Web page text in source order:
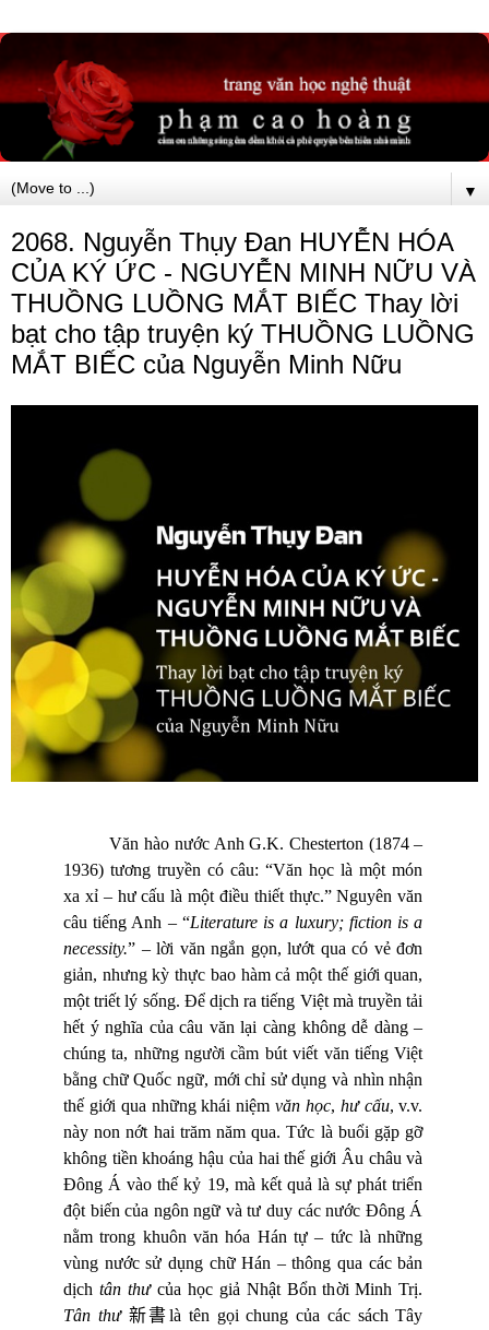
▼
2068. Nguyễn Thụy Đan HUYỄN HÓA
CỦA KÝ ỨC - NGUYỄN MINH NỮU VÀ
THUỒNG LUỒNG MẮT BIẾC Thay lời
bạt cho tập truyện ký THUỒNG LUỒNG
MẮT BIẾC của Nguyễn Minh Nữu
Văn hào nước Anh G.K. Chesterton (1874–
1936) tương truyền có câu: “Văn học là một món
xa xỉ – hư cấu là một điều thiết thực.” Nguyên văn
câu tiếng Anh – “Literature is a luxury; fiction is a
necessity.” – lời văn ngắn gọn, lướt qua có vẻ đơn
giản, nhưng kỳ thực bao hàm cả một thế giới quan,
một triết lý sống. Để dịch ra tiếng Việt mà truyền tải
hết ý nghĩa của câu văn lại càng không dễ dàng –
chúng ta, những người cầm bút viết văn tiếng Việt
bằng chữ Quốc ngữ, mới chỉ sử dụng và nhìn nhận
thế giới qua những khái niệmvăn học, hư cấu, v.v.
này non nớt hai trăm năm qua. Tức là buổi gặp gỡ
không tiềnkhoáng hậu của hai thế giới Âu châu và
Đông Á vào thế kỷ 19, mà kết quả là sự phát triển
đột biến của ngôn ngữ và tư duy các nước Đông Á
nằm trong khuôn văn hóa Hán tự – tức là những
vùng nước sử dụng chữHán – thông qua các bản
dịch tân thưcủa học giả Nhật Bổn thời Minh Trị.
Tân thư 新書là tên gọi chung của các sách Tây